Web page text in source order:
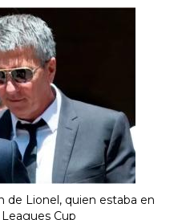
de Lionel, quien estaba en
Cup